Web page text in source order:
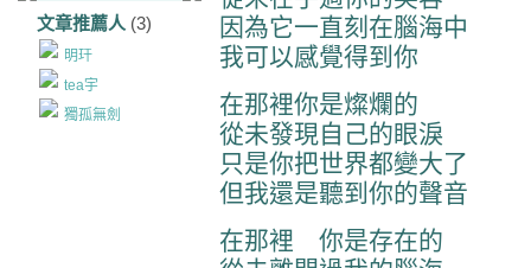
文章推薦人 (3)
明玕
tea宇
獨孤無劍
因為它一直刻在腦海中
我可以感覺得到你
在那裡你是燦爛的
從未發現自己的眼淚
只是你把世界都變大了
但我還是聽到你的聲音
在那裡 你是存在的